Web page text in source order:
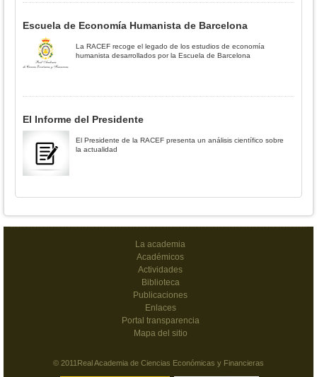
Escuela de Economía Humanista de Barcelona
La RACEF recoge el legado de los estudios de economía
humanista desarrollados por la Escuela de Barcelona
El Informe del Presidente
El Presidente de la RACEF presenta un análisis científico sobre
la actualidad
La academia
Académicos
Actividades
Biblioteca
Publicaciones
Enlaces
Portal transparencia
Mapa del sitio
© 2011Real Academia de Ciencias Económicas y Financieras